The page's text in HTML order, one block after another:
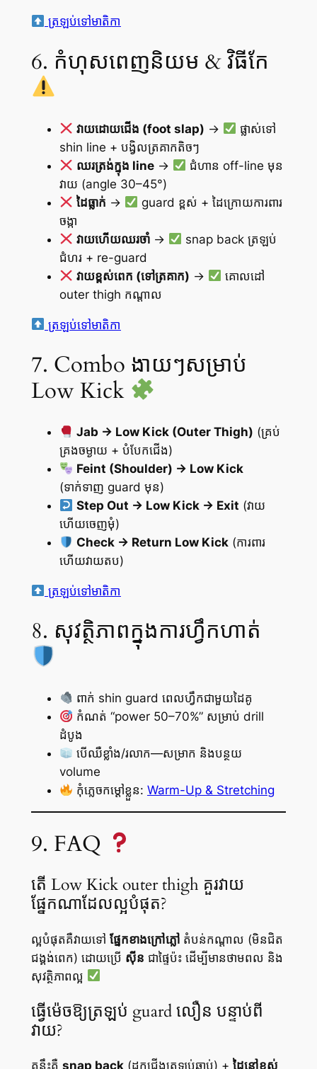
ត្រឡប់ទៅមាតិកា
6. កំហុសពេញនិយម & វិធីកែ
វាយដោយជើង (foot slap) →
ផ្លាស់ទៅ
shin line + បង្វិលត្រគាកតិចៗ
ឈរត្រង់ក្នុង line→
ជំហាន off-line មុន
វាយ (angle 30–45°)
ដៃធ្លាក់ →
guard ខ្ពស់ + ដៃក្រោយការពារ
ចង្កា
វាយហើយឈរចាំ→
snap back ត្រឡប់
ជំហរ + re-guard
វាយខ្ពស់ពេក (ទៅត្រគាក) →
គោលដៅ
outer thigh កណ្តាល
ត្រឡប់ទៅមាតិកា
7. Combo ងាយៗសម្រាប់
Low Kick
Jab → Low Kick (Outer Thigh) (គ្រប់
គ្រងចម្ងាយ + បំបែកជើង)
Feint (Shoulder) → Low Kick
(ទាក់ទាញ guard មុន)
Step Out → Low Kick → Exit (វាយ
ហើយចេញមុំ)
Check → Return Low Kick(ការពារ
ហើយវាយតប)
ត្រឡប់ទៅមាតិកា
8. សុវត្ថិភាពក្នុងការហ្វឹកហាត់
ពាក់ shin guard ពេលហ្វឹកជាមួយដៃគូ
កំណត់ “power 50–70%” សម្រាប់ drill
ដំបូង
បើឈឺខ្លាំង/រលាក—សម្រាក និងបន្ថយ
volume
កុំភ្លេចកម្តៅខ្លួន: Warm-Up & Stretching
9. FAQ
តើ Low Kick outer thigh គួរវាយ
ផ្នែកណាដែលល្អបំផុត?
ល្អបំផុតគឺវាយទៅ ផ្នែកខាងក្រៅភ្លៅតំបន់កណ្តាល (មិនជិត
ជង្គង់ពេក) ដោយប្រើ ស៊ីន ជាផ្ទៃប៉ះ ដើម្បីមានថាមពល និង
សុវត្ថិភាពល្អ
ធ្វើម៉េចឱ្យត្រឡប់ guard លឿន បន្ទាប់ពី
វាយ?
គន្លឹះគឺ snap back(ដកជើងត្រឡប់ឆាប់) + ដៃនៅខ្ពស់